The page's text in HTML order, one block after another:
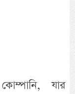
কোম্পানি, যার